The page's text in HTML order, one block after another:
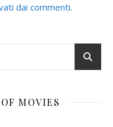
dai commenti.
MOVIES